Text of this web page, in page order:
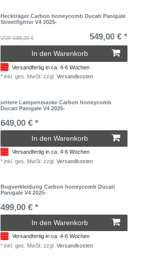
Heckträger Carbon honeycomb Ducati Panigale
Streetfighter V4 2025-
UVP 599,00 € 549,00 € *
In den Warenkorb
Versandfertig in ca. 4-6 Wochen
*inkl. ges. MwSt. zzgl.Versandkosten
untere Lampenmaske Carbon honeycomb
Ducati Panigale V4 2025-
649,00 € *
In den Warenkorb
Versandfertig in ca. 4-6 Wochen
*inkl. ges. MwSt. zzgl.Versandkosten
Bugverkleidung Carbon honeycomb Ducati
Panigale V4 2025-
499,00 € *
In den Warenkorb
Versandfertig in ca. 4-6 Wochen
*inkl. ges. MwSt. zzgl.Versandkosten